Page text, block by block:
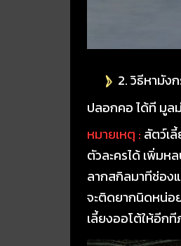
2. วิธีหามัง
ปลอกคอ ได้ที มูล
หมายเหตุ : สัตว์เ
ตัวละครได้ เพิ่มห
ลากสกิลมาทีช่อ
จะติดยากนิดหน่อ
เลี้ยงออโต้ให้อีก